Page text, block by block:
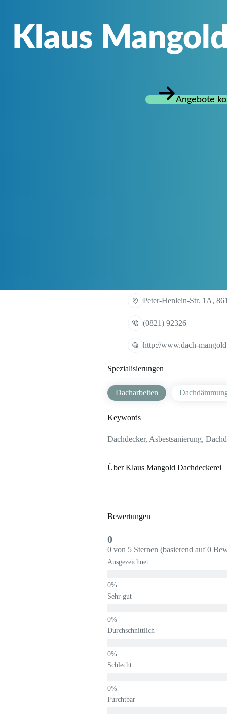
Klaus
Angebote
Peter-Henlein-Str. 1A,
(0821) 92326
http://www.dach-
Spezialisierungen
Dacharbeiten
Keywords
Dachdecker, Asbestsanierung,
Über Klaus Mangold Dachdeckerei
Bewertungen
0
0 von 5 Sternen (basierend auf 0
Ausgezeichnet
Sehr gut
Durchschnittlich
Schlecht
Furchtbar